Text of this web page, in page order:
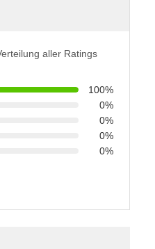
aller Ratings
100%
0%
0%
0%
0%